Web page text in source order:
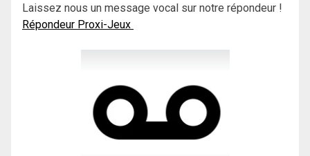
Laissez nous un message vocal sur notre répondeur !
Répondeur Proxi-Jeux